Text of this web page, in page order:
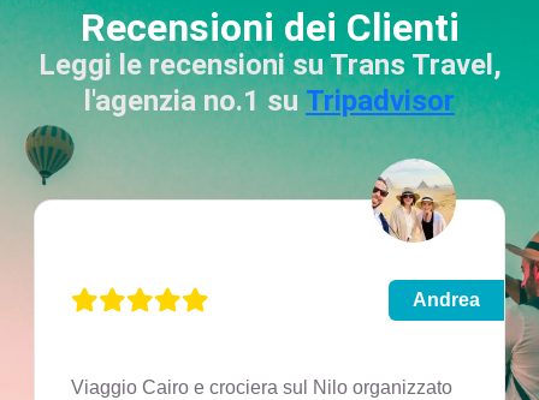
Recensioni dei Clienti
Leggi le recensioni su Trans Travel,
l'agenzia no.1 suTripadvisor
Andrea
Viaggio Cairo e crociera sul Nilo organizzato